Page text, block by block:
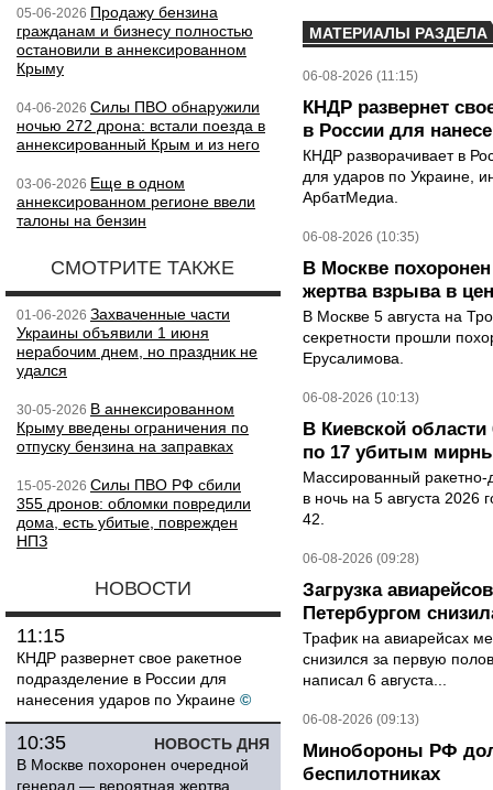
05-06-2026 Продажу бензина
гражданам и бизнесу полностью
остановили в аннексированном
Крыму
04-06-2026 Силы ПВО обнаружили
ночью 272 дрона: встали поезда в
аннексированный Крым и из него
03-06-2026 Еще в одном
аннексированном регионе ввели
талоны на бензин
СМОТРИТЕ ТАКЖЕ
01-06-2026 Захваченные части
Украины объявили 1 июня
нерабочим днем, но праздник не
удался
30-05-2026 В аннексированном
Крыму введены ограничения по
отпуску бензина на заправках
15-05-2026 Силы ПВО РФ сбили
355 дронов: обломки повредили
дома, есть убитые, поврежден
НПЗ
НОВОСТИ
11:15
КНДР развернет свое ракетное
подразделение в России для
нанесения ударов по Украине ©
НОВОСТЬ ДНЯ
10:35
В Москве похоронен очередной
генерал — вероятная жертва
МАТЕРИАЛЫ РАЗДЕЛА
06-08-2026 (11:15)
КНДР развернет
в России для
КНДР разворачивает в
для ударов по Украине,
АрбатМедиа.
06-08-2026 (10:35)
В Москве
жертва взрыва в
В Москве 5 августа на
секретности прошли
Ерусалимова.
06-08-2026 (10:13)
В Киевской
по 17 убитым
Массированный ракетно-
в ночь на 5 августа 2026
42.
06-08-2026 (09:28)
Загрузка
Петербургом
Трафик на авиарейсах
снизился за первую
написал 6 августа...
06-08-2026 (09:13)
Минобороны РФ
беспилотниках